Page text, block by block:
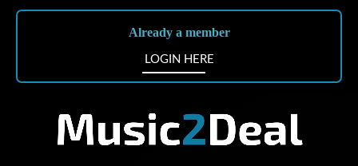
Already a member
LOGIN HERE